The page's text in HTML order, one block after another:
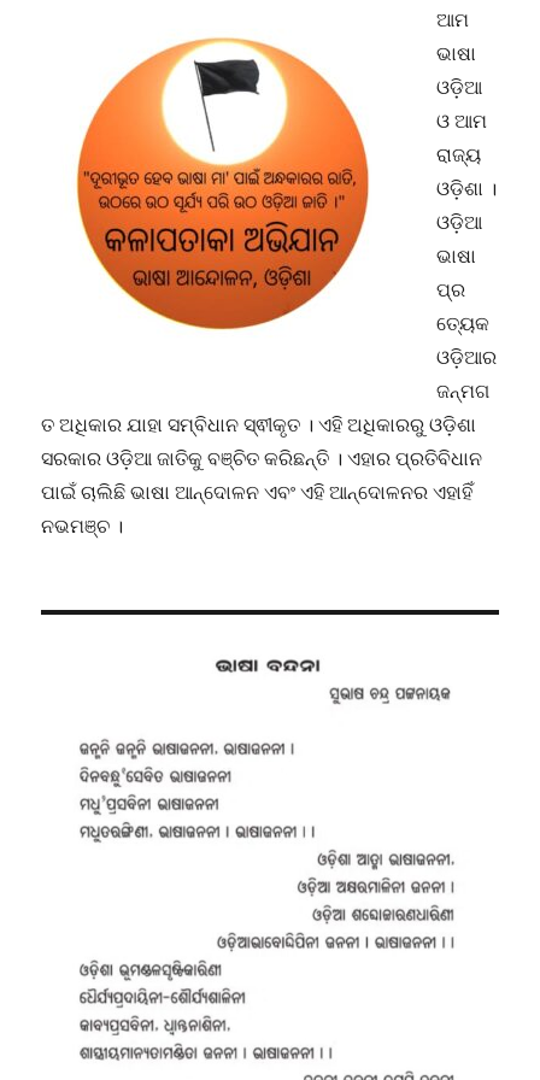
ଆମ
ଭାଷା
ଓଡ଼ିଆ
ଓ ଆମ
ରାଜ୍ୟ
ଓଡ଼ିଶା ।
ଓଡ଼ିଆ
ଭାଷା
ପ୍ର
ତ୍ୟେକ
ଓଡ଼ିଆର
ଜନ୍ମଗ
ତ ଅଧିକାର ଯାହା ସମ୍ବିଧାନ ସ୍ଵୀକୃତ । ଏହି ଅଧିକାରରୁ ଓଡ଼ିଶା
ସରକାର ଓଡ଼ିଆ ଜାତିକୁ ବଞ୍ଚିତ କରିଛନ୍ତି । ଏହାର ପ୍ରତିବିଧାନ
ପାଇଁ ଚାଲିଛି ଭାଷା ଆନ୍ଦୋଳନ ଏବଂ ଏହି ଆନ୍ଦୋଳନର ଏହାହିଁ
ନଭମଞ୍ଚ ।